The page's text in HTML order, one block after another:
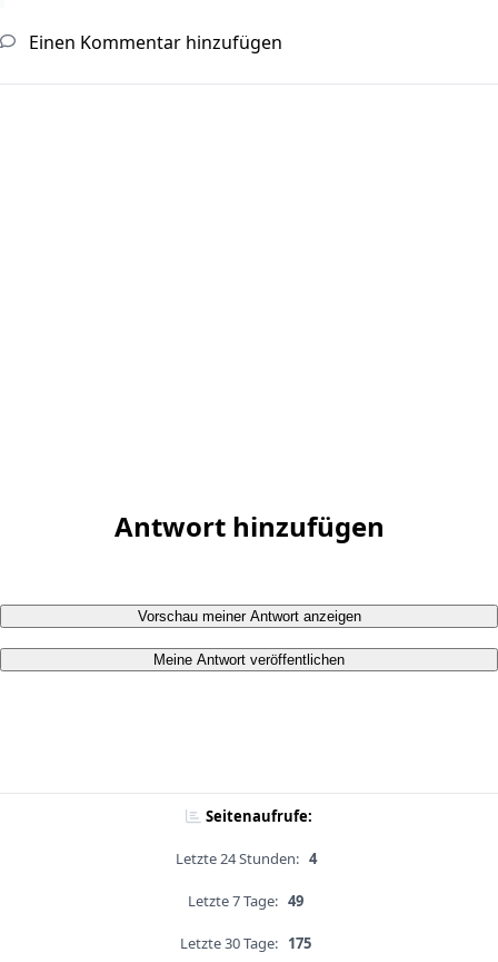
Einen Kommentar hinzufügen
Antwort hinzufügen
Vorschau meiner Antwort anzeigen
Meine Antwort veröffentlichen
Seitenaufrufe:
Letzte 24 Stunden: 4
Letzte 7 Tage: 49
Letzte 30 Tage: 175